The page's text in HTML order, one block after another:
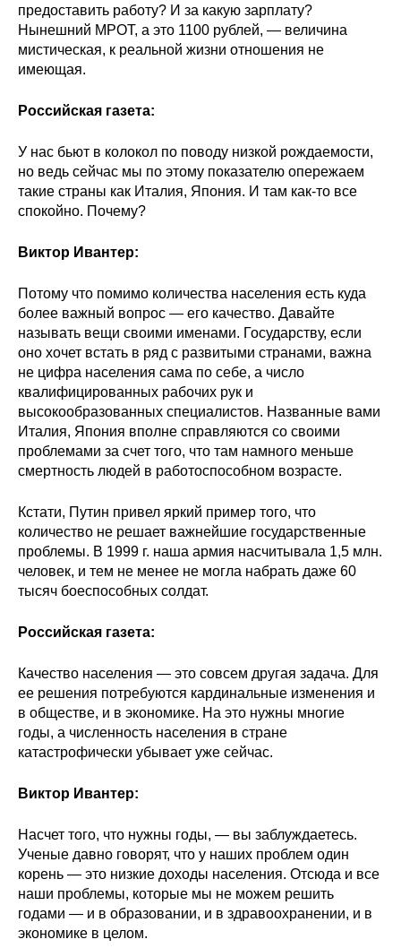
Кафедра МФТИ
Кафедра МАДИ
Аспирантура
Об аспирантуре
Поступление
Нормативные документы
Диссертационный совет
О совете
Материалы
Конкурсы и вакансии
Контакты
предоставить работу? И за какую зарплату?
Нынешний МРОТ, а это 1100 рублей, — величина
мистическая, к реальной жизни отношения не
имеющая.
Российская газета:
У нас бьют в колокол по поводу низкой рождаемости,
но ведь сейчас мы по этому показателю опережаем
такие страны как Италия, Япония. И там как-то все
спокойно. Почему?
Виктор Ивантер:
Потому что помимо количества населения есть куда
более важный вопрос — его качество. Давайте
называть вещи своими именами. Государству, если
оно хочет встать в ряд с развитыми странами, важна
не цифра населения сама по себе, а число
квалифицированных рабочих рук и
высокообразованных специалистов. Названные вами
Италия, Япония вполне справляются со своими
проблемами за счет того, что там намного меньше
смертность людей в работоспособном возрасте.
Кстати, Путин привел яркий пример того, что
количество не решает важнейшие государственные
проблемы. В 1999 г. наша армия насчитывала 1,5 млн.
человек, и тем не менее не могла набрать даже 60
тысяч боеспособных солдат.
Российская газета:
Качество населения — это совсем другая задача. Для
ее решения потребуются кардинальные изменения и
в обществе, и в экономике. На это нужны многие
годы, а численность населения в стране
катастрофически убывает уже сейчас.
Виктор Ивантер:
Насчет того, что нужны годы, — вы заблуждаетесь.
Ученые давно говорят, что у наших проблем один
корень — это низкие доходы населения. Отсюда и все
наши проблемы, которые мы не можем решить
годами — и в образовании, и в здравоохранении, и в
экономике в целом.